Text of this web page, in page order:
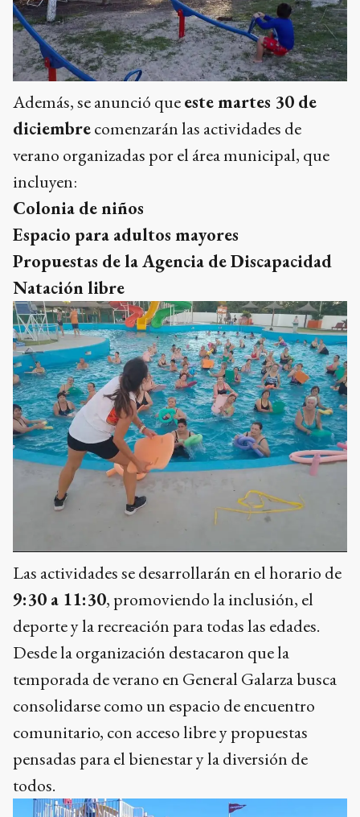
Además, se anunció queeste martes 30 de
diciembrecomenzarán las actividades de
verano organizadas por el área municipal, que
incluyen:
Colonia de niños
Espacio para adultos mayores
Propuestas de la Agencia de Discapacidad
Natación libre
Las actividades se desarrollarán en el horario de
9:30 a 11:30, promoviendo la inclusión, el
deporte y la recreación para todas las edades.
Desde la organización destacaron que la
temporada de verano en General Galarza busca
consolidarse como un espacio de encuentro
comunitario, con acceso libre y propuestas
pensadas para el bienestar y la diversión de
todos.